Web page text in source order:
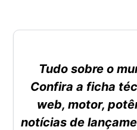
Tudo sobre o
Confira a ficha
web, motor,
notícias de